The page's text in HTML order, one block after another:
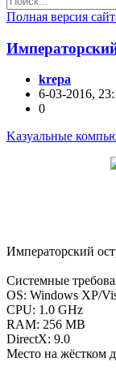
Полная версия
krepa
6-03-2016,
0
Kазуальные
Императорский
Системные
OS: Windows XP/
CPU: 1.0 GHz
RAM: 256 MB
DirectX: 9.0
Место на жёстком